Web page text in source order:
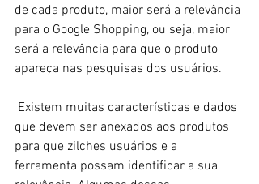
de cada produto, maior será a relevância
para o Google Shopping, ou seja, maior
será a relevância para que o produto
apareça nas pesquisas dos usuários.
que devem ser anexados aos produtos
para que zilches usuários e a
ferramenta possam identificar a sua